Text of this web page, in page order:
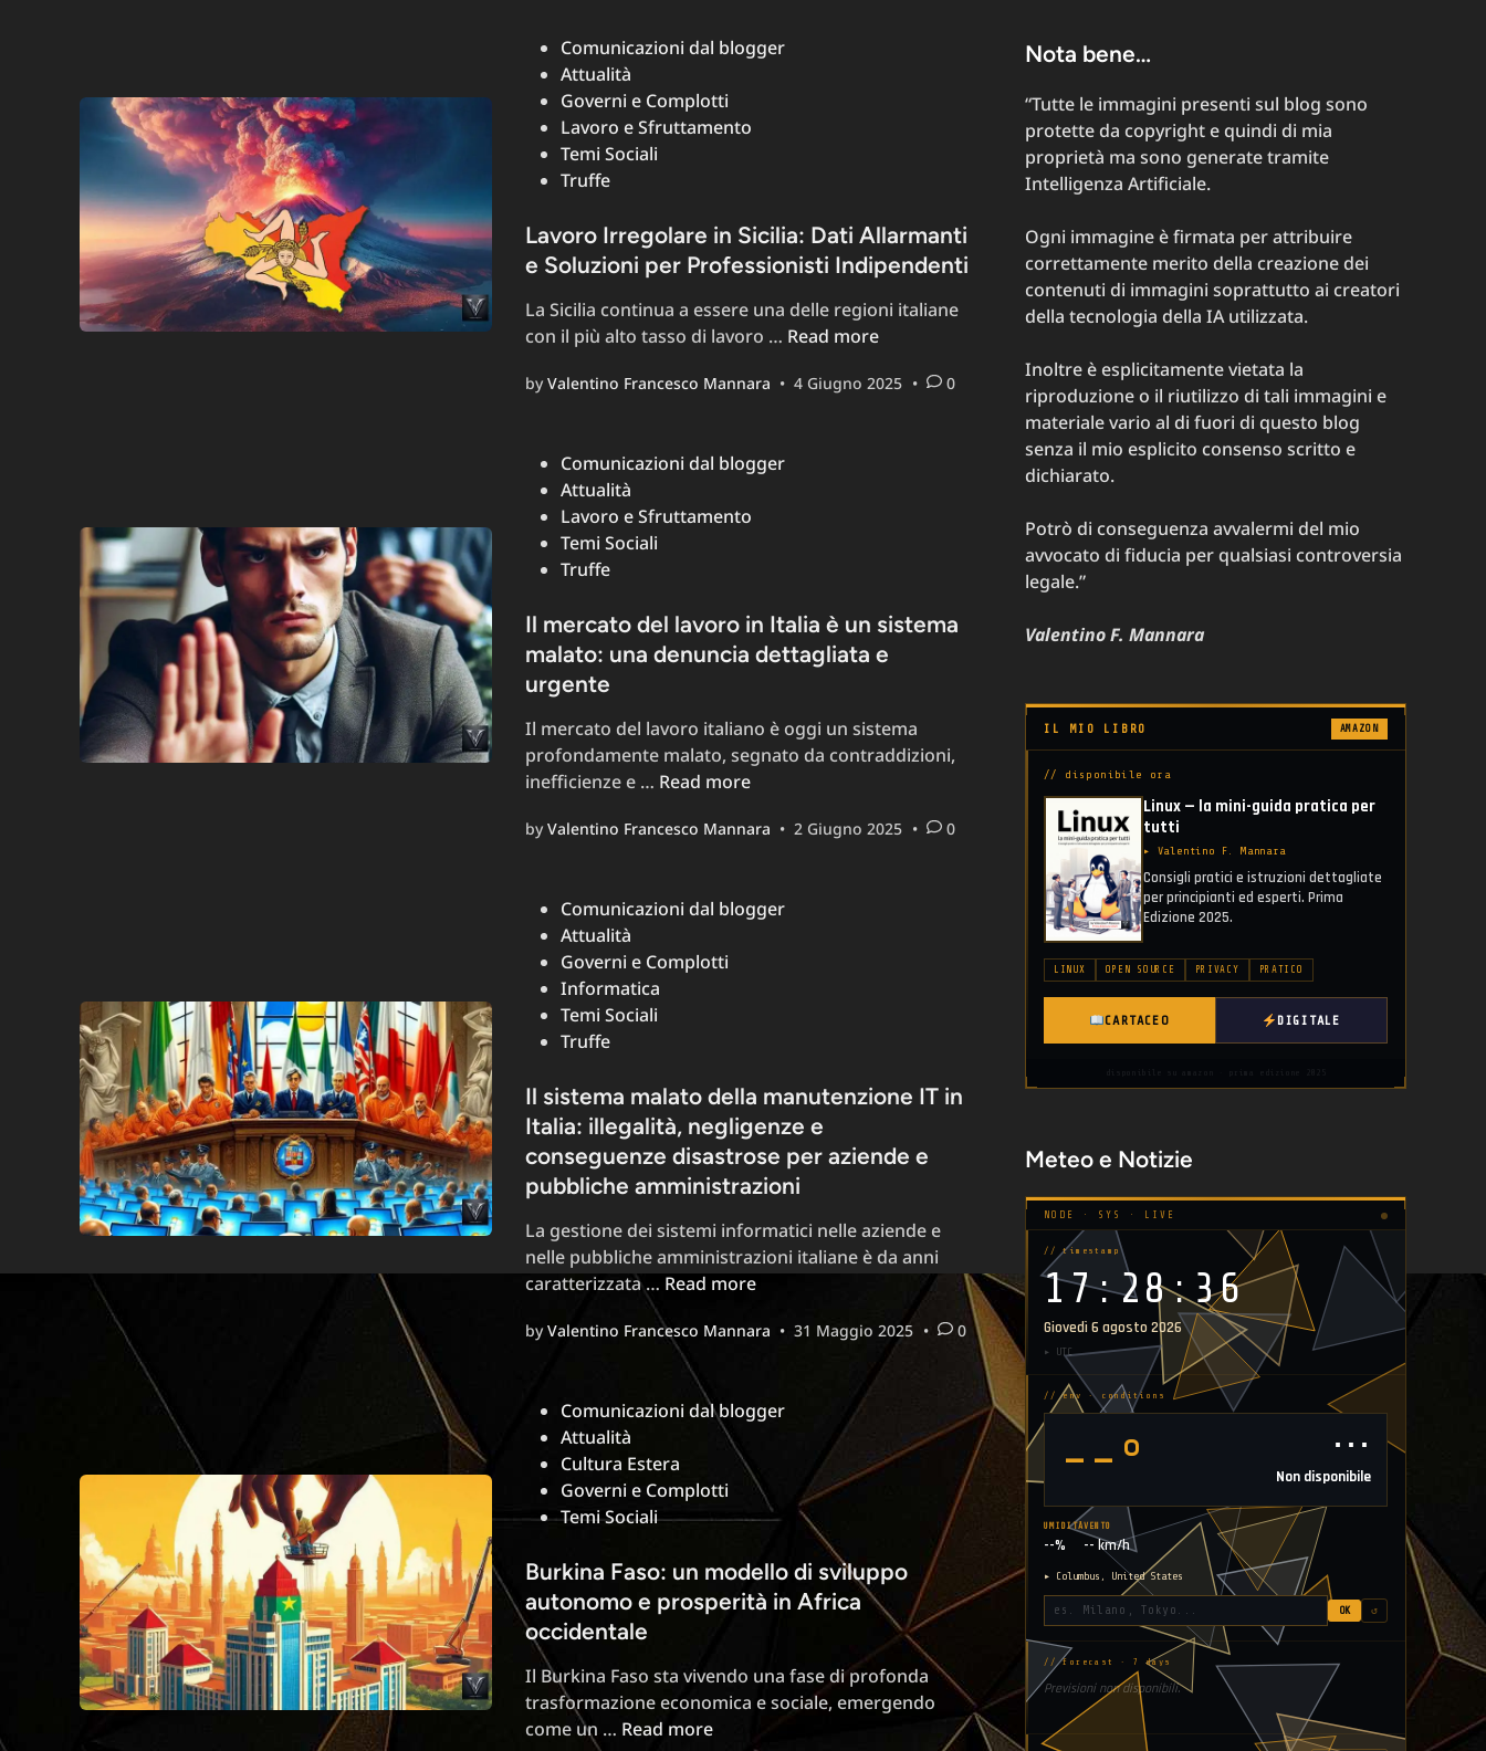
PostedComunicazioni dal blogger
Attualità
Governi e Complotti
Lavoro e Sfruttamento
Temi Sociali
Truffe
Lavoro Irregolare in Sicilia: Dati Allarmanti
e Soluzioni per Professionisti Indipendenti
La Sicilia continua a essere una delle regioni italiane
con il più alto tasso di lavoro … Lavoro
in
Read more
byValentino Francesco Mannara • 4 Giugno 2025 • 0
PostedComunicazioni dal blogger
Attualità
Lavoro e Sfruttamento
Temi Sociali
Truffe
Il mercato del lavoro in Italia è un sistema
malato: una denuncia dettagliata e
urgente
Il mercato del lavoro italiano è oggi un sistema
profondamente malato, segnato da contraddizioni,
inefficienze e … Il
del
Italia
un
sistema
dettagliata
e
urgente
Read more
byValentino Francesco Mannara • 2 Giugno 2025 • 0
PostedComunicazioni dal blogger
Attualità
Governi e Complotti
Informatica
Temi Sociali
Truffe
Il sistema malato della manutenzione IT in
Italia: illegalità, negligenze e
conseguenze disastrose per aziende e
pubbliche amministrazioni
La gestione dei sistemi informatici nelle aziende e
nelle pubbliche amministrazioni italiane è da anni
caratterizzata … Il
malato
della
manutenzione
IT
Italia:
illegalità,
negligenze
conseguenze
disastrose
e
pubbliche
amministrazioni
Read more
byValentino Francesco Mannara • 31 Maggio 2025 • 0
PostedComunicazioni dal blogger
Attualità
Cultura Estera
Governi e Complotti
Temi Sociali
Burkina Faso: un modello di sviluppo
autonomo e prosperità in Africa
occidentale
Il Burkina Faso sta vivendo una fase di profonda
trasformazione economica e sociale, emergendo
come un … Burkina
Read more
Nota bene…
“Tutte le immagini presenti sul blog sono
protette da copyright e quindi di mia
proprietà ma sono generate tramite
Intelligenza Artificiale.
Ogni immagine è firmata per attribuire
correttamente merito della creazione dei
contenuti di immagini soprattutto ai creatori
della tecnologia della IA utilizzata.
Inoltre è esplicitamente vietata la
riproduzione o il riutilizzo di tali immagini e
materiale vario al di fuori di questo blog
senza il mio esplicito consenso scritto e
dichiarato.
Potrò di conseguenza avvalermi del mio
avvocato di fiducia per qualsiasi controversia
legale.”
Valentino F. Mannara
IL MIO LIBRO AMAZON
// disponibile ora
Linux — la mini-guida pratica per
tutti
▸ Valentino F. Mannara
Consigli pratici e istruzioni dettagliate
per principianti ed esperti. Prima
Edizione 2025.
LINUX OPEN SOURCE PRIVACY PRATICO
CARTACEO DIGITALE
Meteo e Notizie
NODE · SYS · LIVE
// timestamp
17:28:37
Giovedì 6 agosto 2026
▸ UTC
// env · conditions
--° ⋯
Non disponibile
UMIDITÀ
--%
VENTO
-- km/h
▸ Columbus, United States
OK ↺
// forecast · 7 days
Previsioni non disponibili.